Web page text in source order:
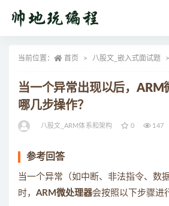
当前位置： 首页 八股文_嵌入式面试题
当一个异常出现以后，ARM
哪几步操作？
八股文_ARM体系和架构 0 147
参考回答
当一个异常（如中断、非法指令、数
时， ARM微处理器会按照以下步骤进